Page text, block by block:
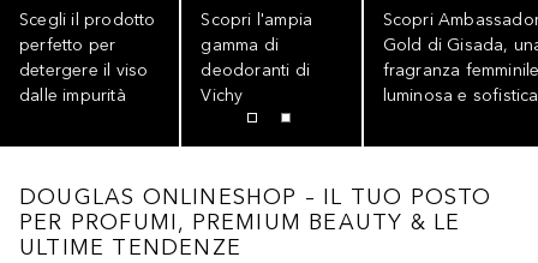
Scegli il prodotto
perfetto per
detergere il viso
dalle impurità
Scopri l'ampia
gamma di
deodoranti di
Vichy
Scopri
Gold di Gisada,
fragranza
luminosa e
DOUGLAS ONLINESHOP – IL TUO POSTO
PER PROFUMI, PREMIUM BEAUTY & LE
ULTIME TENDENZE